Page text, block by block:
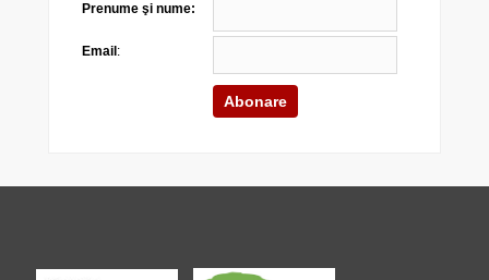
Prenume şi nume:
Email :